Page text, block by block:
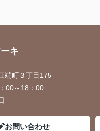
キ
端町３丁目175
00～18：00
お問い合わせ